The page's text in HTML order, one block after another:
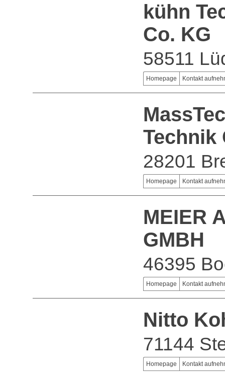
kühn
Co. KG
58511
Homepage Kontakt
Technik
28201
Homepage Kontakt
MEIER
GMBH
46395
Homepage Kontakt
Nitto
71144
Homepage Kontakt